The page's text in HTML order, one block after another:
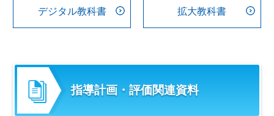
デジタル教科書 拡大教科書
指導計画・評価関連資料